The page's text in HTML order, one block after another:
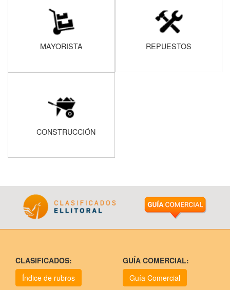
MAYORISTA REPUESTOS
CONSTRUCCIÓN
CLASIFICADOS:
Índice de rubros
GUÍA COMERCIAL:
Guía Comercial